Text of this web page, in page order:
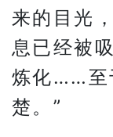
来的目光
息已经被
炼化……至
楚。”